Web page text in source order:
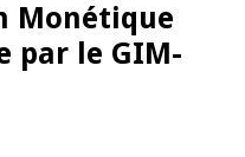
Monétique
par le GIM-